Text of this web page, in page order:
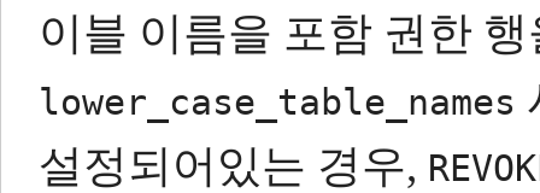
이블 이름을 포함 권한
lower_case_table_names
설정되어있는 경우,